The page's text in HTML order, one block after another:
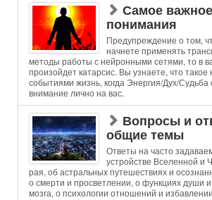
Самое
понимания
Предупреждение о том,
начнете применять
методы работы с нейронными сетями, то в
произойдет катарсис. Вы узнаете, что
событиями жизнь, когда Энергия/Дух/Судьба
внимание лично на вас.
Вопросы и
общие темы
Ответы на часто
устройстве Вселенной и
рая, об астральных путешествиях и
о смерти и просветлении, о функциях души и
мозга, о психологии отношений и